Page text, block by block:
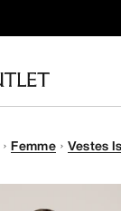
Femme Vestes